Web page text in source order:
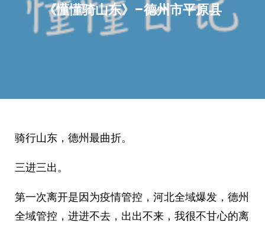
《懂懂骑山东》–德州市平原县
骑行山东，德州最曲折。
三进三出。
第一次离开是因为疫情管控，河北全域爆发，德州
全域管控，进进不去，出出不来，我很不甘心的离